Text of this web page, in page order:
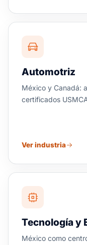
Automotriz
México y Canadá:
certificados
Ver industria
Tecnología y
México como